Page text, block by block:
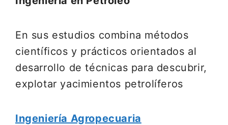
En sus estudios combina métodos
científicos y prácticos orientados al
desarrollo de técnicas para descubrir,
explotar yacimientos petrolíferos
Ingeniería Agropecuaria